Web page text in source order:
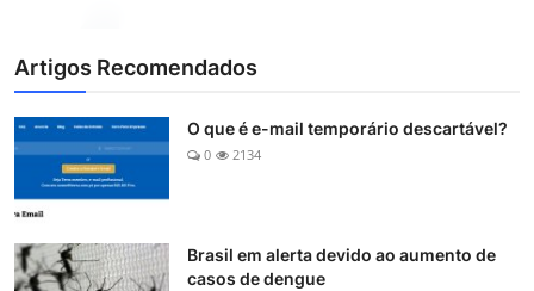
Artigos Recomendados
O que é e-mail temporário descartável?
0 2134
Brasil em alerta devido ao aumento de
casos de dengue